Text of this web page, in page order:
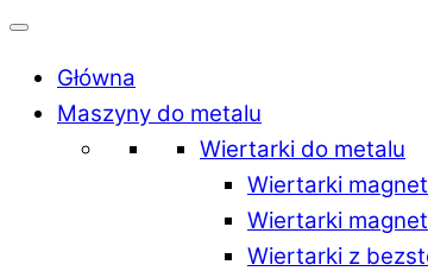
Główna
Maszyny do metalu
Wiertarki do metalu
Wiertarki
Wiertarki
Wiertarki z